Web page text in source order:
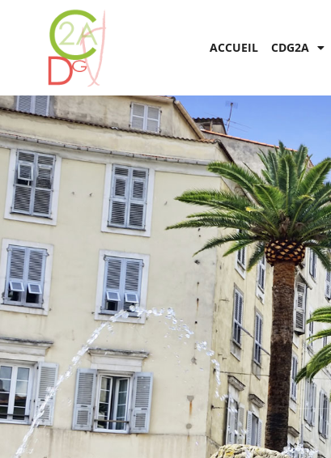
ACCUEIL CDG2A